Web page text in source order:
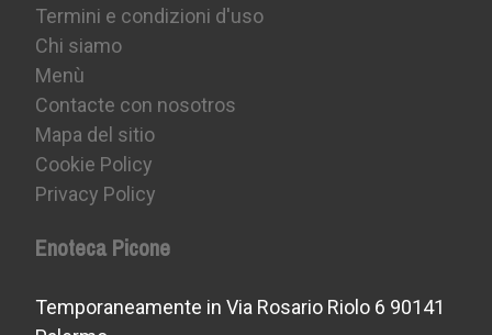
Termini e condizioni d'uso
Chi siamo
Menù
Contacte con nosotros
Mapa del sitio
Cookie Policy
Privacy Policy
Enoteca Picone
Temporaneamente in Via Rosario Riolo 6 90141